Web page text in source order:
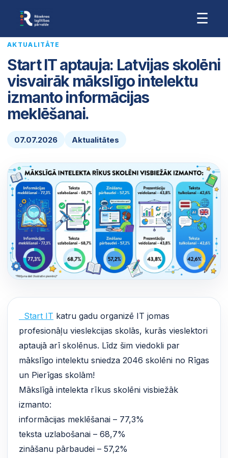
☰
AKTUALITĀTE
Start IT aptauja: Latvijas skolēni
visvairāk mākslīgo intelektu
izmanto informācijas
meklēšanai.
07.07.2026 Aktualitātes
Start IT katru gadu organizē IT jomas
profesionāļu vieslekcijas skolās, kurās vieslektori
aptaujā arī skolēnus. Līdz šim viedokli par
mākslīgo intelektu sniedza 2046 skolēni no Rīgas
un Pierīgas skolām!
Mākslīgā intelekta rīkus skolēni visbiežāk
izmanto:
informācijas meklēšanai – 77,3%
teksta uzlabošanai – 68,7%
zināšanu pārbaudei – 57,2%